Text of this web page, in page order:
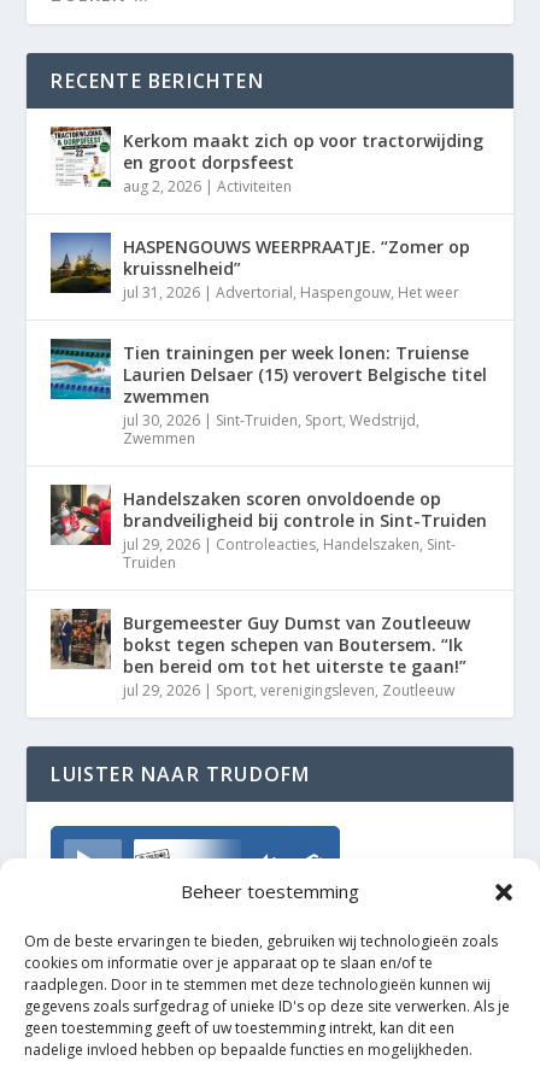
Beheer toestemming
Om de beste ervaringen te bieden, gebruiken wij technologieën zoals
cookies om informatie over je apparaat op te slaan en/of te
raadplegen. Door in te stemmen met deze technologieën kunnen wij
gegevens zoals surfgedrag of unieke ID's op deze site verwerken. Als je
geen toestemming geeft of uw toestemming intrekt, kan dit een
nadelige invloed hebben op bepaalde functies en mogelijkheden.
RECENTE BERICHTEN
Kerkom maakt zich op voor tractorwijding
en groot dorpsfeest
aug 2, 2026 |Activiteiten
HASPENGOUWS WEERPRAATJE. “Zomer op
kruissnelheid”
jul 31, 2026 |Advertorial, Haspengouw, Het weer
Tien trainingen per week lonen: Truiense
Laurien Delsaer (15) verovert Belgische titel
zwemmen
jul 30, 2026 | Sint-Truiden, Sport,Wedstrijd,
Zwemmen
Handelszaken scoren onvoldoende op
brandveiligheid bij controle in Sint-Truiden
jul 29, 2026 | Controleacties, Handelszaken, Sint-
Truiden
Burgemeester Guy Dumst van Zoutleeuw
bokst tegen schepen van Boutersem. “Ik
ben bereid om tot het uiterste te gaan!”
jul 29, 2026 | Sport,verenigingsleven, Zoutleeuw
LUISTER NAAR TRUDOFM
TrudoFM